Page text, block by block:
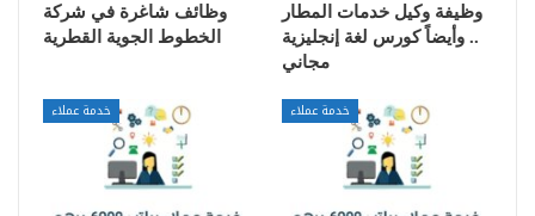
وظائف شاغرة في شركة
الخطوط الجوية القطرية
وظيفة وكيل خدمات المطار
.. وأيضاً كورس لغة إنجليزية
مجاني
خدمة عملاء خدمة عملاء